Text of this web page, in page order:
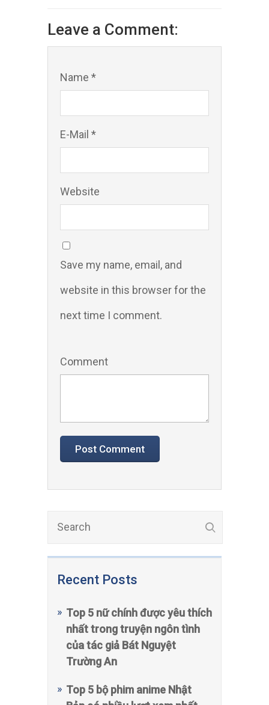
Recent Posts
Top 5 nữ chính được yêu thích
nhất trong truyện ngôn tình
của tác giả Bát Nguyệt
Trường An
Top 5 bộ phim anime Nhật
Leave a Comment:
Name *
E-Mail *
Website
Save my name, email, and
website in this browser for the
next time I comment.
Comment